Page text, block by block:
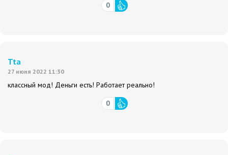
0
Tta
27 июня 2022 11:30
классный мод! Деньги есть! Работает реально!
0